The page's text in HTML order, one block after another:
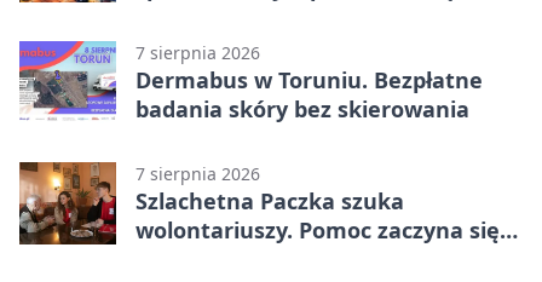
7 sierpnia 2026
Dermabus w Toruniu. Bezpłatne
badania skóry bez skierowania
7 sierpnia 2026
Szlachetna Paczka szuka
wolontariuszy. Pomoc zaczyna się